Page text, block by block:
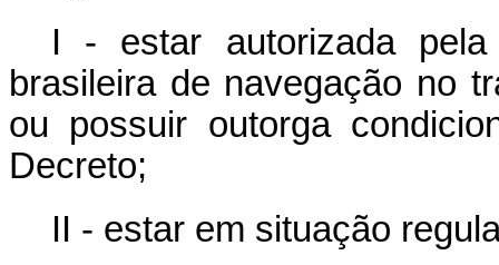
I - estar autorizada
brasileira de navegação no
ou possuir outorga
Decreto;
II - estar em situação